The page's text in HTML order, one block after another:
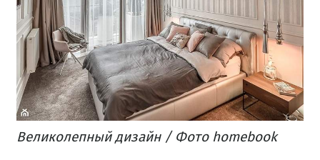
Великолепный дизайн / Фото homebook